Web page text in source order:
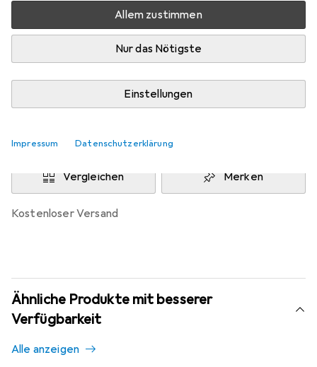
Allem zustimmen
Nur das Nötigste
Einstellungen
Impressum Datenschutzerklärung
Benachrichtigen, wenn schneller verfügbar
Lieferort angeben für genaue Lieferzeit
In den Warenkorb
Vergleichen Merken
kostenloser Versand
Ähnliche Produkte mit besserer
Verfügbarkeit
Alle anzeigen